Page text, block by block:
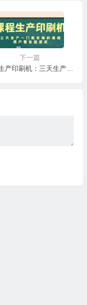
下一篇
课程生产印刷机：三天生产一门能卖爆的课程，用户看完就想买